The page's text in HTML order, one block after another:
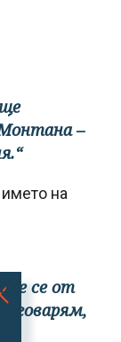
–
на
се от